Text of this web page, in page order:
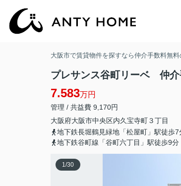
大阪市で賃貸物件を探すなら仲介手数料無
プレサンス谷町リーベ 仲介
7.583万円
管理 / 共益費 9,170円
大阪府大阪市中央区内久宝寺町３丁目
地下鉄長堀鶴見緑地「松屋町」駅徒歩7
地下鉄谷町線「谷町六丁目」駅徒歩9分
1/30